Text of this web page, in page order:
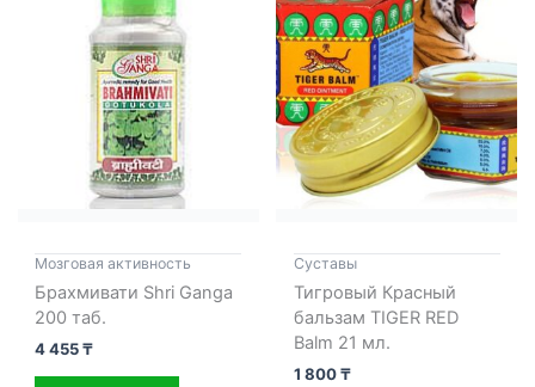
Мозговая активность
Брахмивати Shri Ganga
200 таб.
4 455₸
Cуставы
Тигровый Красный
бальзам TIGER RED
Balm 21 мл.
1 800₸